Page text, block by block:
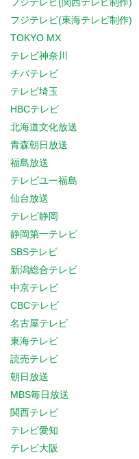
フジテレビ(東海テレビ制作)
TOKYO MX
テレビ神奈川
チバテレビ
テレビ埼玉
HBCテレビ
北海道文化放送
青森朝日放送
福島放送
テレビユー福島
仙台放送
テレビ静岡
静岡第一テレビ
SBSテレビ
新潟総合テレビ
中京テレビ
CBCテレビ
名古屋テレビ
東海テレビ
読売テレビ
朝日放送
MBS毎日放送
関西テレビ
テレビ愛知
テレビ大阪